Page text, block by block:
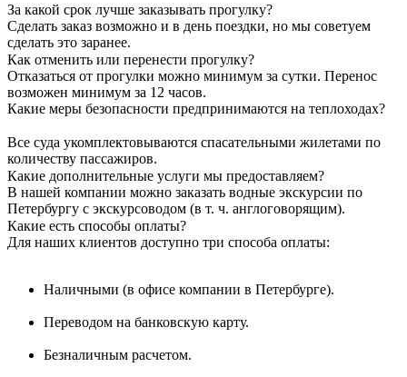
За какой срок лучше заказывать прогулку?
Сделать заказ возможно и в день поездки, но мы советуем
сделать это заранее.
Как отменить или перенести прогулку?
Отказаться от прогулки можно минимум за сутки. Перенос
возможен минимум за 12 часов.
Какие меры безопасности предпринимаются на теплоходах?
Все суда укомплектовываются спасательными жилетами по
количеству пассажиров.
Какие дополнительные услуги мы предоставляем?
В нашей компании можно заказать водные экскурсии по
Петербургу с экскурсоводом (в т. ч. англоговорящим).
Какие есть способы оплаты?
Для наших клиентов доступно три способа оплаты:
Наличными (в офисе компании в Петербурге).
Переводом на банковскую карту.
Безналичным расчетом.